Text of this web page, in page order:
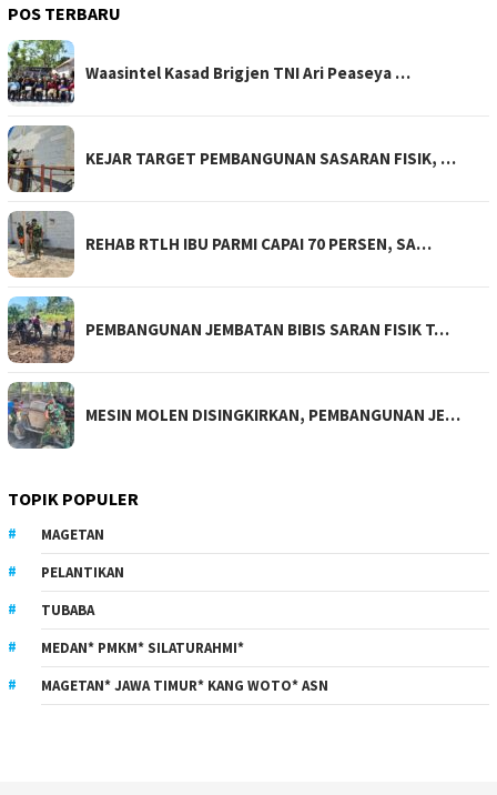
POS TERBARU
Waasintel Kasad Brigjen TNI Ari Peaseya …
KEJAR TARGET PEMBANGUNAN SASARAN FISIK, …
REHAB RTLH IBU PARMI CAPAI 70 PERSEN, SA…
PEMBANGUNAN JEMBATAN BIBIS SARAN FISIK T…
MESIN MOLEN DISINGKIRKAN, PEMBANGUNAN JE…
TOPIK POPULER
MAGETAN
PELANTIKAN
TUBABA
MEDAN* PMKM* SILATURAHMI*
MAGETAN* JAWA TIMUR* KANG WOTO* ASN